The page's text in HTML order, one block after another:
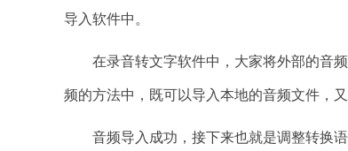
导入软件中。
在录音转文字软件中，大家将外部的音频
频的方法中，既可以导入本地的音频文件，
音频导入成功，接下来也就是调整转换语